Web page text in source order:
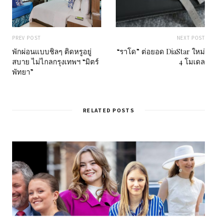
PREV POST
พักผ่อนแบบชิลๆ ติดหรูอยู่
สบาย ไม่ไกลกรุงเทพฯ “มิตร์
พัทยา”
NEXT POST
“ราโด” ต่อยอด DiaStar ใหม่
4 โมเดล
RELATED POSTS